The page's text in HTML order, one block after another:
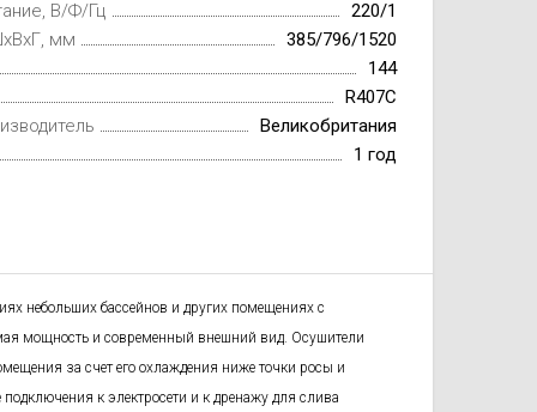
В/Ф/Гц
220/1
мм
385/796/1520
144
R407C
Великобритания
1 год
небольших бассейнов и других помещениях с
мощность и современный внешний вид. Осушители
за счет его охлаждения ниже точки росы и
к электросети и к дренажу для слива